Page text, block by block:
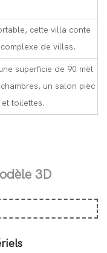
cette villa conte
de villas.
superficie de 90 mèt
un salon pièc
toilettes.
3D